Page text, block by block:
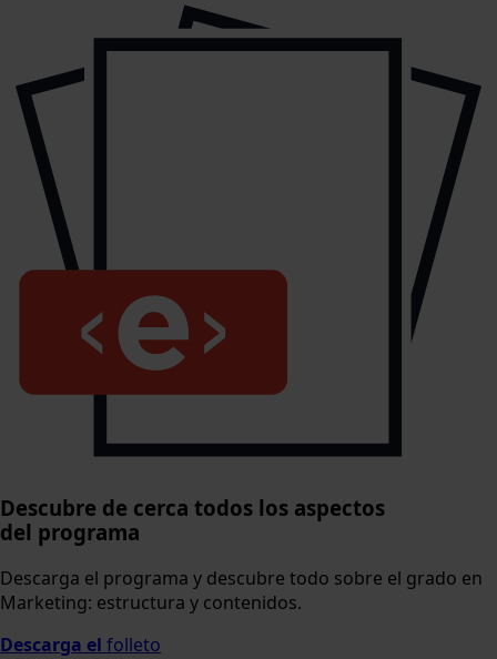
Descubre de cerca todos los aspectos
del programa
Descarga el programa y descubre todo sobre el grado en
Marketing: estructura y contenidos.
Descarga el folleto